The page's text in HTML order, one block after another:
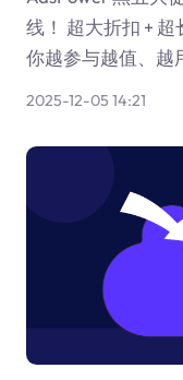
线！ 超大折扣 +
你越参与越值、越
2025-12-05 14:21